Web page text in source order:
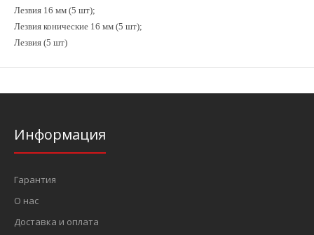
Лезвия 16 мм (5 шт);
Лезвия конические 16 мм (5 шт);
Лезвия (5 шт)
Информация
Гарантия
О нас
Доставка и оплата